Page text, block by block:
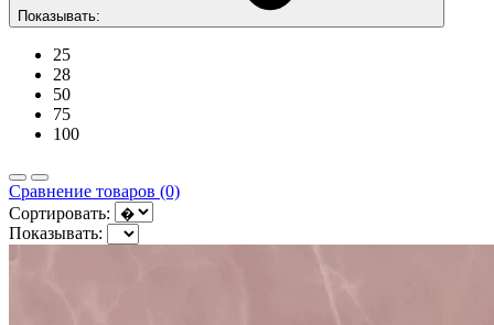
Показывать:
25
28
50
75
100
Сравнение товаров (0)
Сортировать:
Показывать: